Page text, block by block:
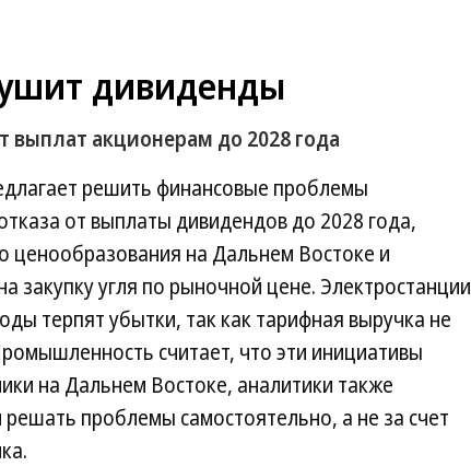
дивиденды
выплат акционерам до 2028 года
решить финансовые проблемы
от выплаты дивидендов до 2028 года,
ценообразования на Дальнем Востоке и
закупку угля по рыночной цене. Электростанции
терпят убытки, так как тарифная выручка не
считает, что эти инициативы
на Дальнем Востоке, аналитики также
проблемы самостоятельно, а не за счет